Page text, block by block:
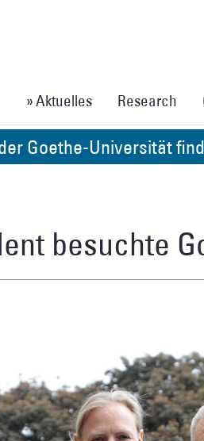
» Aktuelles Research
Goethe-Universität
besuchte